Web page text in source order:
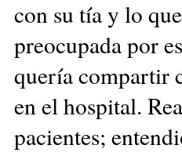
con su tía y lo
preocupada por
quería compartir
en el hospital.
pacientes;